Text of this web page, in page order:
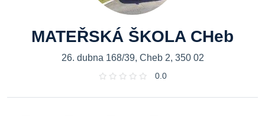
MATEŘSKÁ ŠKOLA CHeb
26. dubna 168/39, Cheb 2, 350 02
0.0